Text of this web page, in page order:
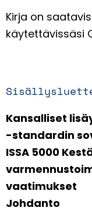
Kirja on
käytettävissäsi
Kansalliset
-standardin
ISSA 5000
vaatimukset
Johdanto